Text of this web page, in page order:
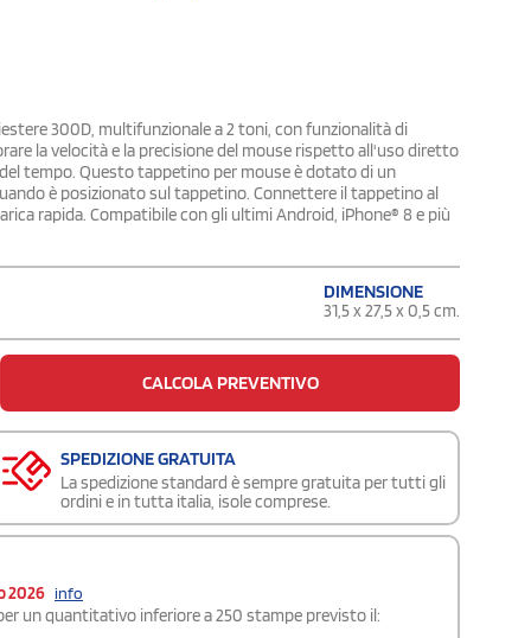
300D, multifunzionale a 2 toni, con funzionalità di
la velocità e la precisione del mouse rispetto all'uso diretto
tempo. Questo tappetino per mouse è dotato di un
è posizionato sul tappetino. Connettere il tappetino al
rapida. Compatibile con gli ultimi Android, iPhone® 8 e più
DIMENSIONE
31,5 x 27,5 x 0,5 cm.
CALCOLA PREVENTIVO
SPEDIZIONE GRATUITA
La spedizione standard è sempre gratuita per tutti gli
ordini e in tutta italia, isole comprese.
2026 info
un quantitativo inferiore a 250 stampe previsto il: